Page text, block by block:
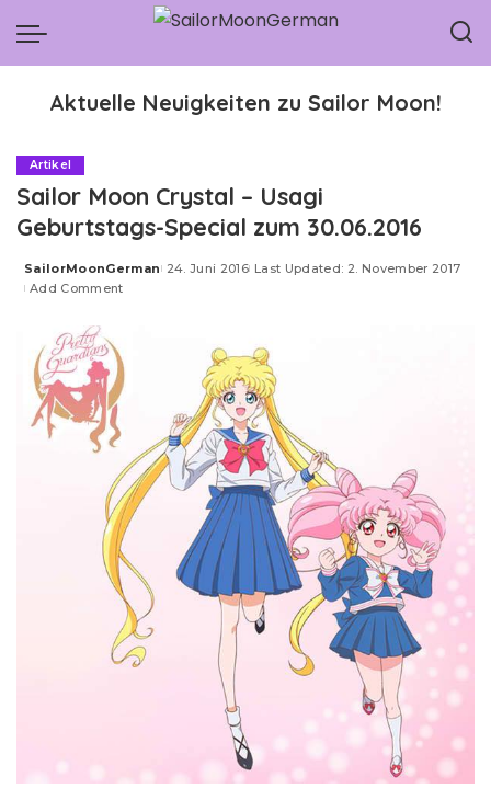
Aktuelle Neuigkeiten zu Sailor Moon!
Artikel
Sailor Moon Crystal – Usagi
Geburtstags-Special zum 30.06.2016
Posted
by
SailorMoonGerman 24. Juni 2016 Last Updated: 2. November 2017
Add Comment